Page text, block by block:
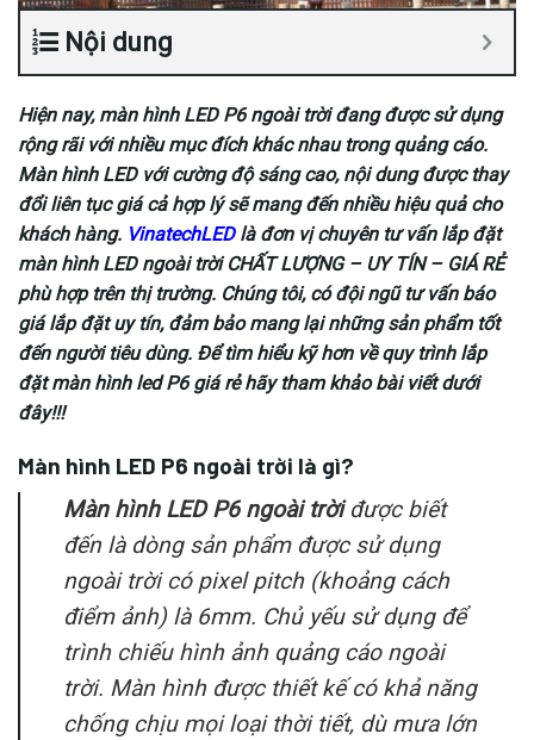
Nội dung
Hiện nay, màn hình LED P6 ngoài trời đang được sử dụng
rộng rãi với nhiều mục đích khác nhau trong quảng cáo.
Màn hình LED với cường độ sáng cao, nội dung được thay
đổi liên tục giá cả hợp lý sẽ mang đến nhiều hiệu quả cho
khách hàng. VinatechLEDlà đơn vị chuyên tư vấn lắp đặt
màn hình LED ngoài trời CHẤT LƯỢNG – UY TÍN – GIÁ RẺ
phù hợp trên thị trường. Chúng tôi, có đội ngũ tư vấn báo
giá lắp đặt uy tín, đảm bảo mang lại những sản phẩm tốt
đến người tiêu dùng. Để tìm hiểu kỹ hơn về quy trình lắp
đặt màn hình led P6 giá rẻ hãy tham khảo bài viết dưới
đây!!!
Màn hình LED P6 ngoài trời là gì?
Màn hình LED P6 ngoài trờiđược biết
đến là dòng sản phẩm được sử dụng
ngoài trời có pixel pitch (khoảng cách
điểm ảnh) là 6mm. Chủ yếu sử dụng để
trình chiếu hình ảnh quảng cáo ngoài
trời. Màn hình được thiết kế có khả năng
chống chịu mọi loại thời tiết, dù mưa lớn